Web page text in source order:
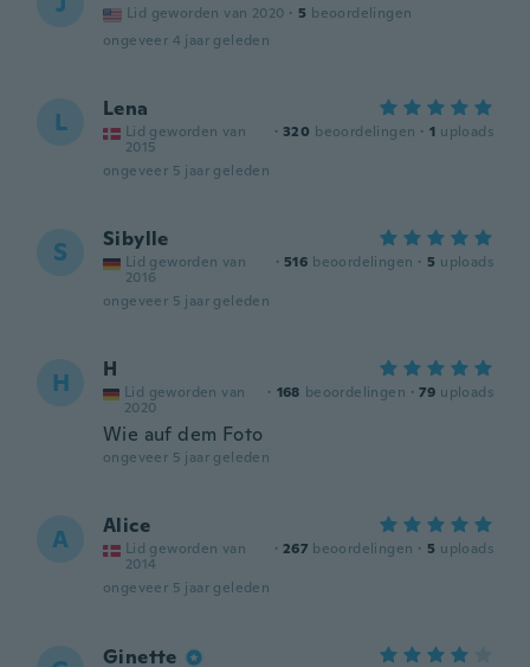
Lid geworden van 2020 · 5 beoordelingen
ongeveer 4 jaar geleden
L Lena
Lid geworden van
2015
· 320 beoordelingen · 1 uploads
ongeveer 5 jaar geleden
S Sibylle
Lid geworden van
2016
· 516 beoordelingen · 5 uploads
ongeveer 5 jaar geleden
H H
Lid geworden van
2020
· 168 beoordelingen · 79 uploads
Wie auf dem Foto
ongeveer 5 jaar geleden
A Alice
Lid geworden van
2014
· 267 beoordelingen · 5 uploads
ongeveer 5 jaar geleden
Ginette